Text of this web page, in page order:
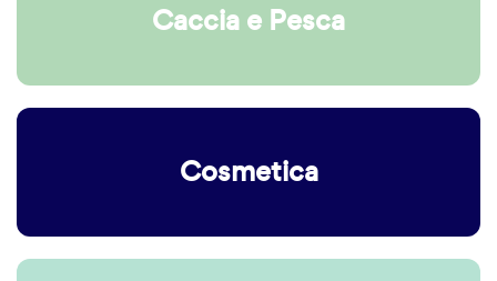
Caccia e Pesca
Cosmetica